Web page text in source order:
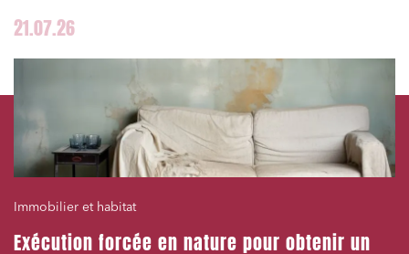
21.07.26
Immobilier et habitat
Exécution forcée en nature pour obtenir un